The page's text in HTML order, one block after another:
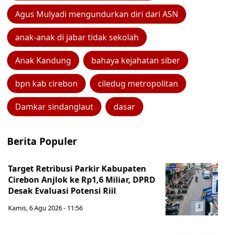
Agus Mulyadi mengundurkan diri dari ASN
anak-anak di jabar tidak sekolah
Anak Kandung bahaya kejahatan siber
bpn kab cirebon ciledug metropolitan
Damkar sindanglaut dasar
Berita Populer
Target Retribusi Parkir Kabupaten
Cirebon Anjlok ke Rp1,6 Miliar, DPRD
Desak Evaluasi Potensi Riil
Kamis, 6 Agu 2026 - 11:56